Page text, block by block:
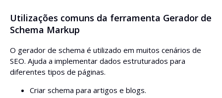
Utilizações comuns da ferramenta Gerador de
Schema Markup
O gerador de schema é utilizado em muitos cenários de
SEO. Ajuda a implementar dados estruturados para
diferentes tipos de páginas.
Criar schema para artigos e blogs.